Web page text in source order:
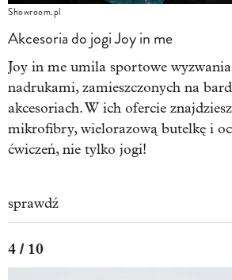
Showroom.pl
Akcesoria do jogi Joy in me
Joy in me umila sportowe
nadrukami, zamieszczonych na
akcesoriach. W ich ofercie
mikrofibry, wielorazową butelkę i
ćwiczeń, nie tylko jogi!
sprawdź
4 / 10